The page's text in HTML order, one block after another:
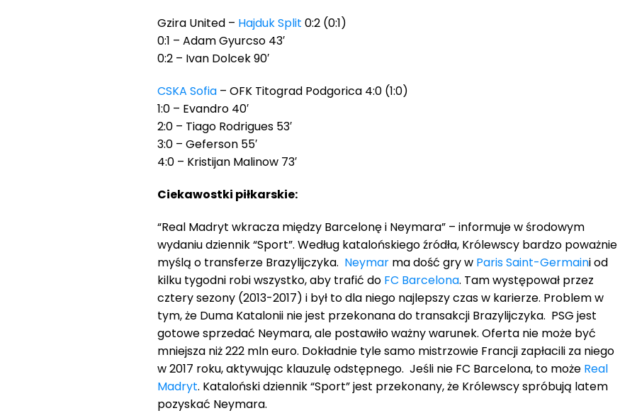
Gzira United – Hajduk Split 0:2 (0:1)
0:1 – Adam Gyurcso 43′
0:2 – Ivan Dolcek 90′
CSKA Sofia – OFK Titograd Podgorica 4:0 (1:0)
1:0 – Evandro 40′
2:0 – Tiago Rodrigues 53′
3:0 – Geferson 55′
4:0 – Kristijan Malinow 73′
Ciekawostki piłkarskie:
“Real Madryt wkracza między Barcelonę i Neymara” – informuje w środowym
wydaniu dziennik “Sport”. Według katalońskiego źródła, Królewscy bardzo poważnie
myślą o transferze Brazylijczyka. Neymar ma dość gry w Paris Saint-Germaini od
kilku tygodni robi wszystko, aby trafić do FC Barcelona. Tam występował przez
cztery sezony (2013-2017) i był to dla niego najlepszy czas w karierze. Problem w
tym, że Duma Katalonii nie jest przekonana do transakcji Brazylijczyka. PSG jest
gotowe sprzedać Neymara, ale postawiło ważny warunek. Oferta nie może być
mniejsza niż 222 mln euro. Dokładnie tyle samo mistrzowie Francji zapłacili za niego
w 2017 roku, aktywując klauzulę odstępnego. Jeśli nie FC Barcelona, to może Real
Madryt. Kataloński dziennik “Sport” jest przekonany, że Królewscy spróbują latem
pozyskać Neymara.